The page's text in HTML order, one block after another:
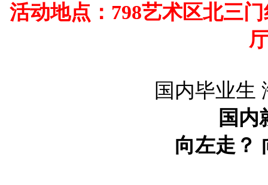
活动地点：798艺术区北三
国内毕业生
国内
向左走？